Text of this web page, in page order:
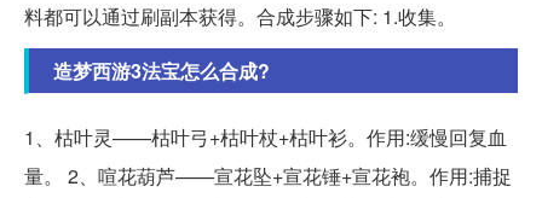
料都可以通过刷副本获得。合成步骤如下: 1.收集。
造梦西游3法宝怎么合成?
1、枯叶灵——枯叶弓+枯叶杖+枯叶衫。作用:缓慢回复血
量。 2、喧花葫芦——宣花坠+宣花锤+宣花袍。作用:捕捉